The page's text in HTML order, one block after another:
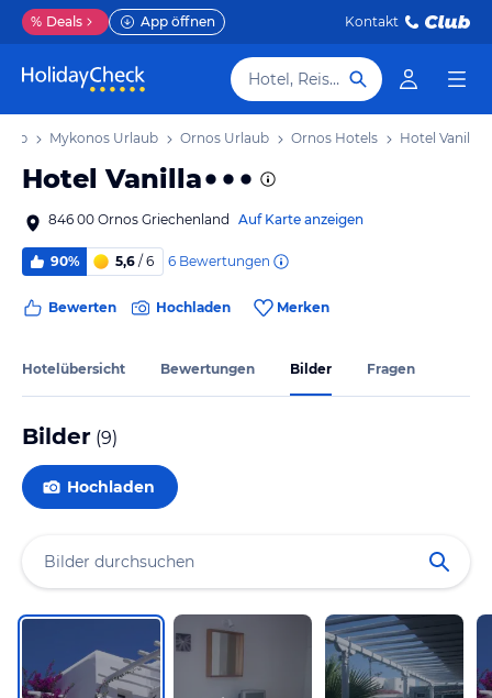
% Deals App öffnen Kontakt
Hotel, Reiseziel
Mykonos Urlaub Ornos Urlaub Ornos Hotels Hotel Vanilla
Hotel Vanilla
846 00 Ornos Griechenland Auf Karte anzeigen
90% 5,6 / 6 6 Bewertungen
Bewerten Hochladen Merken
Hotelübersicht Bewertungen Bilder Fragen
Bilder (9)
Hochladen